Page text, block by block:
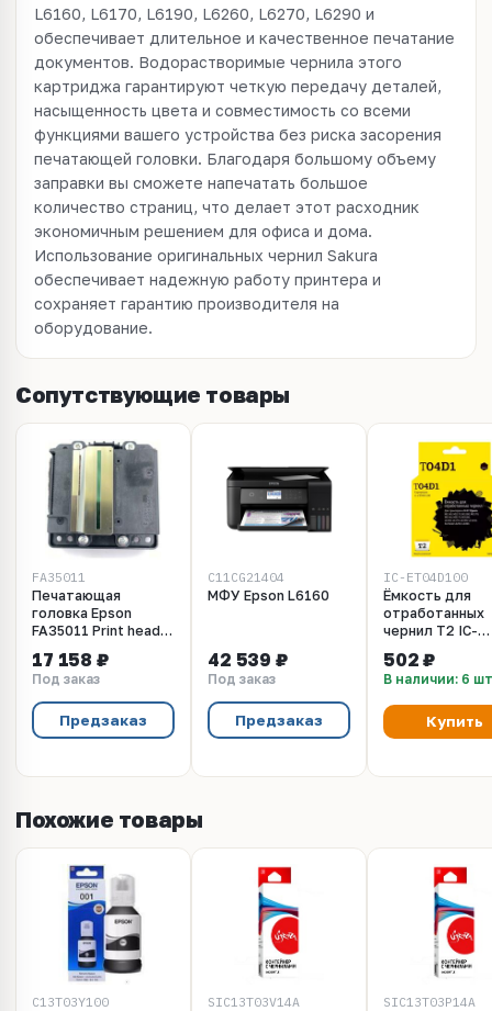
L6160, L6170, L6190, L6260, L6270, L6290 и
обеспечивает длительное и качественное печатание
документов. Водорастворимые чернила этого
картриджа гарантируют четкую передачу деталей,
насыщенность цвета и совместимость со всеми
функциями вашего устройства без риска засорения
печатающей головки. Благодаря большому объему
заправки вы сможете напечатать большое
количество страниц, что делает этот расходник
экономичным решением для офиса и дома.
Использование оригинальных чернил Sakura
обеспечивает надежную работу принтера и
сохраняет гарантию производителя на
оборудование.
Сопутствующие товары
FA35011
Печатающая
головка Epson
FA35011 Print head
Epson L6160, L6170,
L6190, ET3750,
L6171, L6178
17 158 ₽
Под заказ
Предзаказ
C11CG21404
МФУ Epson L6160
42 539 ₽
Под заказ
Предзаказ
IC-ET04D100
Ёмкость для
отработанных
чернил T2 IC-
Epson M1140,
M3180, L6160,
L6170, L6190,
EcoTank L6290,
L6490 (50000
502 ₽
В наличии: 6 шт
Купить
Похожие товары
C13T03Y100
SIC13T03V14A
SIC13T03P14A